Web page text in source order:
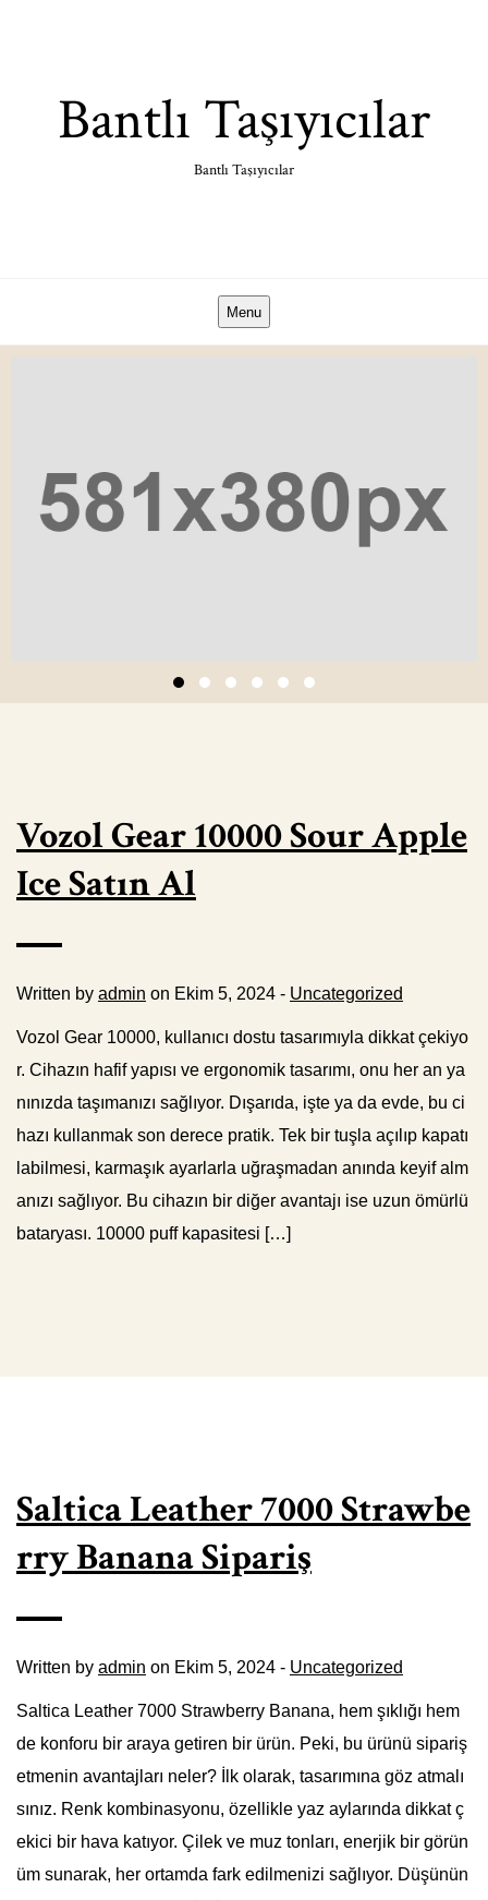
Bantlı Taşıyıcılar
Bantlı Taşıyıcılar
Menu
Vozol Gear 10000 Sour Apple
Ice Satın Al
Written by admin on Ekim 5, 2024 - Uncategorized
Vozol Gear 10000, kullanıcı dostu tasarımıyla dikkat çekiyo
r. Cihazın hafif yapısı ve ergonomik tasarımı, onu her an ya
nınızda taşımanızı sağlıyor. Dışarıda, işte ya da evde, bu ci
hazı kullanmak son derece pratik. Tek bir tuşla açılıp kapatı
labilmesi, karmaşık ayarlarla uğraşmadan anında keyif alm
anızı sağlıyor. Bu cihazın bir diğer avantajı ise uzun ömürlü
bataryası. 10000 puff kapasitesi […]
Saltica Leather 7000 Strawbe
rry Banana Sipariş
Written by admin on Ekim 5, 2024 - Uncategorized
Saltica Leather 7000 Strawberry Banana, hem şıklığı hem
de konforu bir araya getiren bir ürün. Peki, bu ürünü sipariş
etmenin avantajları neler? İlk olarak, tasarımına göz atmalı
sınız. Renk kombinasyonu, özellikle yaz aylarında dikkat ç
ekici bir hava katıyor. Çilek ve muz tonları, enerjik bir görün
üm sunarak, her ortamda fark edilmenizi sağlıyor. Düşünün